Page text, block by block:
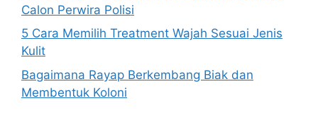
Calon Perwira Polisi
5 Cara Memilih Treatment Wajah Sesuai Jenis
Kulit
Bagaimana Rayap Berkembang Biak dan
Membentuk Koloni